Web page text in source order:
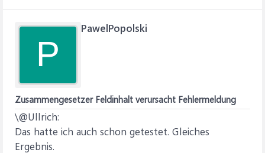
P
PawelPopolski
Zusammengesetzer Feldinhalt verursacht Fehlermeldung
\@Ullrich:
Das hatte ich auch schon getestet. Gleiches
Ergebnis.